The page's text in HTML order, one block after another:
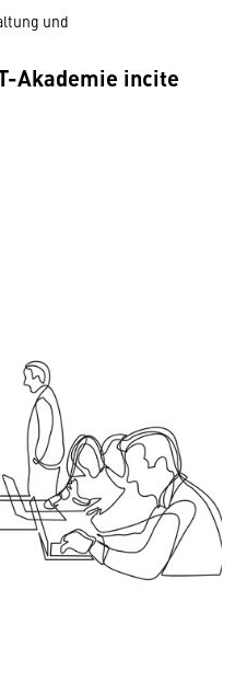
und
Akademie incite